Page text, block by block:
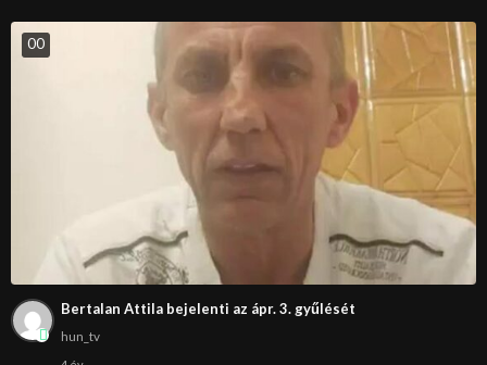
00
Bertalan Attila bejelenti az ápr. 3. gyűlését
hun_tv